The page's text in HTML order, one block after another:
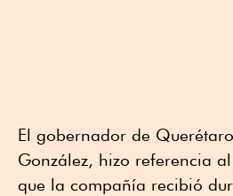
El gobernador de
González, hizo referencia
que la compañía recibió